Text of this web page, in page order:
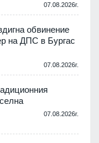
07.08.2026г.
обвинение
на ДПС в Бургас
07.08.2026г.
07.08.2026г.